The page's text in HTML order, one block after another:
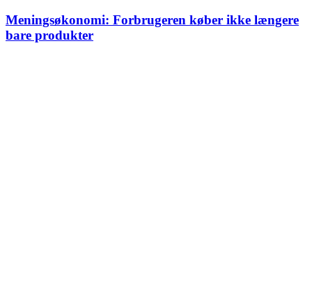
Meningsøkonomi: Forbrugeren køber ikke længere
bare produkter